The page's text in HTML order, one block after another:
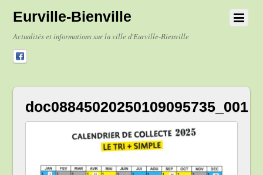
Eurville-Bienville
Actualités et informations sur la ville d'Eurville-Bienville
doc08845020250109095735_001